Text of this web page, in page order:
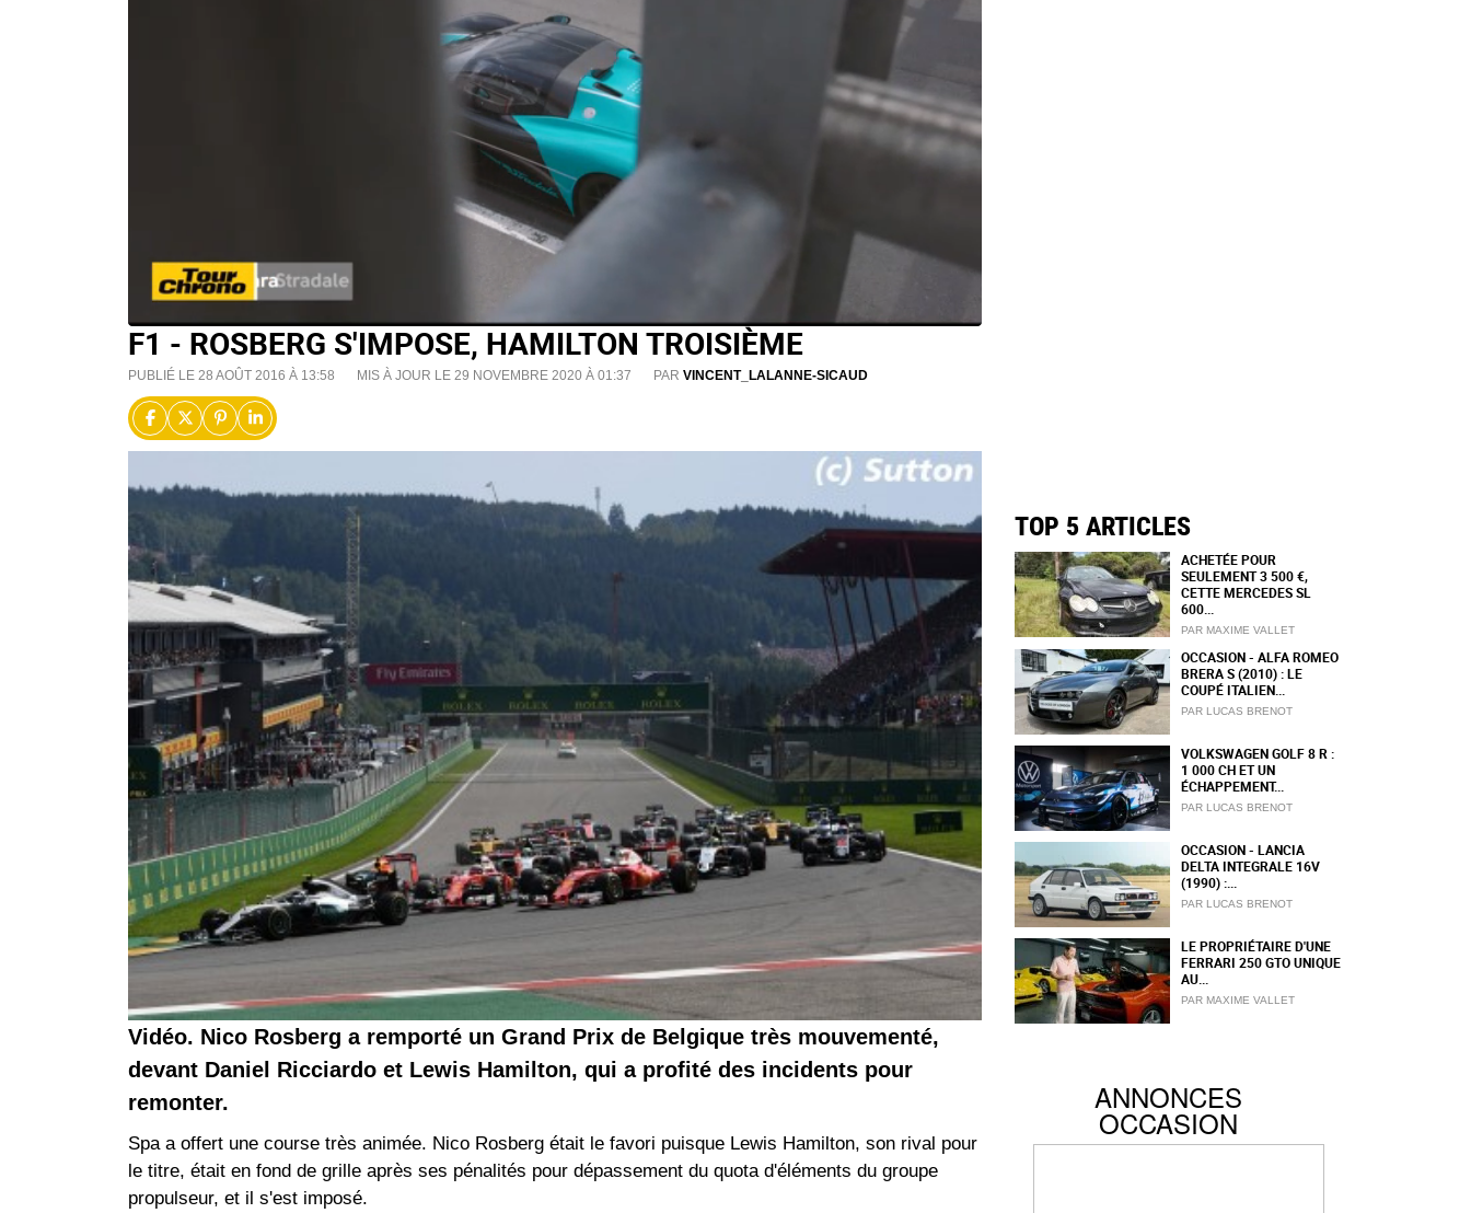
F1 - ROSBERG S'IMPOSE, HAMILTON TROISIÈME
PUBLIÉ LE 28 AOÛT 2016 À 13:58 MIS À JOUR LE 29 NOVEMBRE 2020 À 01:37 PAR VINCENT_LALANNE-SICAUD
Vidéo. Nico Rosberg a remporté un Grand Prix de Belgique très mouvementé,
devant Daniel Ricciardo et Lewis Hamilton, qui a profité des incidents pour
remonter.
Spa a offert une course très animée. Nico Rosberg était le favori puisque Lewis Hamilton, son rival pour
le titre, était en fond de grille après ses pénalités pour dépassement du quota d'éléments du groupe
propulseur, et il s'est imposé.
TOP 5 ARTICLES
ACHETÉE POUR
SEULEMENT 3 500 €,
CETTE MERCEDES SL
600...
PAR MAXIME VALLET
OCCASION - ALFA ROMEO
BRERA S (2010) : LE
COUPÉ ITALIEN...
PAR LUCAS BRENOT
VOLKSWAGEN GOLF 8 R :
1 000 CH ET UN
ÉCHAPPEMENT...
PAR LUCAS BRENOT
OCCASION - LANCIA
DELTA INTEGRALE 16V
(1990) :...
PAR LUCAS BRENOT
LE PROPRIÉTAIRE D'UNE
FERRARI 250 GTO UNIQUE
AU...
PAR MAXIME VALLET
ANNONCES
OCCASION